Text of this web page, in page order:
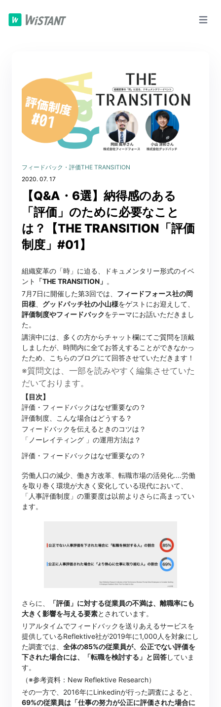
フィードバック・評価THE TRANSITION
2020. 07. 17
【Q&A・6選】納得感のある
「評価」のために必要なこと
は？【THE TRANSITION「評価
制度」#01】
組織変革の「時」に迫る、ドキュメンタリー形式のイベ
ント
「THE TRANSITION」 。
7月7日に開催した第3回では、 フィードフォース社の岡
田様
グッドパッチ社の小山様をゲストにお迎えして、
評価制度やフィードバックをテーマにお話いただきまし
た。
講演中には、多くの方からチャット欄にてご質問を頂戴
しましたが、時間内に全てお答えすることができなかっ
たため、こちらのブログにて回答させていただきます！
※質問文は、一部を読みやすく編集させていた
だいております。
【目次】
評価・フィードバックはなぜ重要なの？
評価制度、こんな場合はどうする？
フィードバックを伝えるときのコツは？
「ノーレイティング 」の運用方法は？
評価・フィードバックはなぜ重要なの？
労働人口の減少、働き方改革、転職市場の活発化....労働
を取り巻く環境が大きく変化している現代において、
「人事評価制度」の重要度は以前よりさらに高まってい
ます。
さらに、
「評価」に対する従業員の不満は、離職率にも
大きく影響を与える要素とされています。
リアルタイムでフィードバックを送りあえるサービスを
提供しているReflektive社が2019年に1,000人を対象にし
た調査では、 全体の85%の従業員が、公正でない評価を
下された場合には、「転職を検討する」と回答していま
す。
（※参考資料： New Reflektive Research）
その一方で、2016年にLinkedinが行った調査によると、
69%の従業員は「仕事の努力が公正に評価された場合に